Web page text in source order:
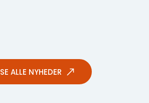
SE ALLE NYHEDER